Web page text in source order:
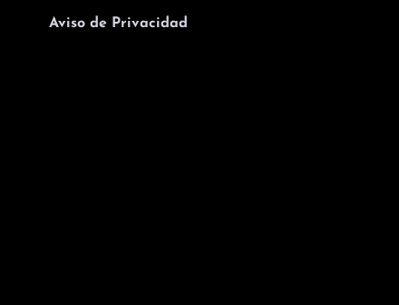
Aviso de Privacidad